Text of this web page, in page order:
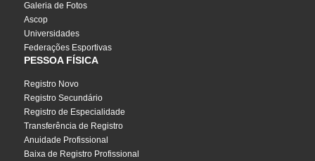
Galeria de Fotos
Ascop
Universidades
Federações Esportivas
PESSOA FÍSICA
Registro Novo
Registro Secundário
Registro de Especialidade
Transferência de Registro
Anuidade Profissional
Baixa de Registro Profissional